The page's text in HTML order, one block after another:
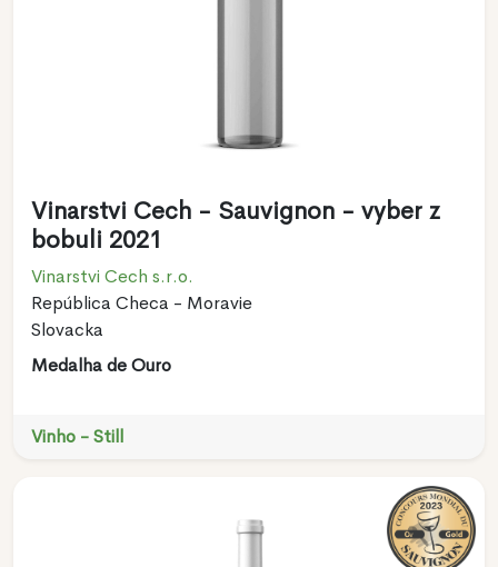
Vinarstvi Cech - Sauvignon - vyber z
bobuli 2021
Vinarstvi Cech s.r.o.
República Checa - Moravie
Slovacka
Medalha de Ouro
Vinho - Still